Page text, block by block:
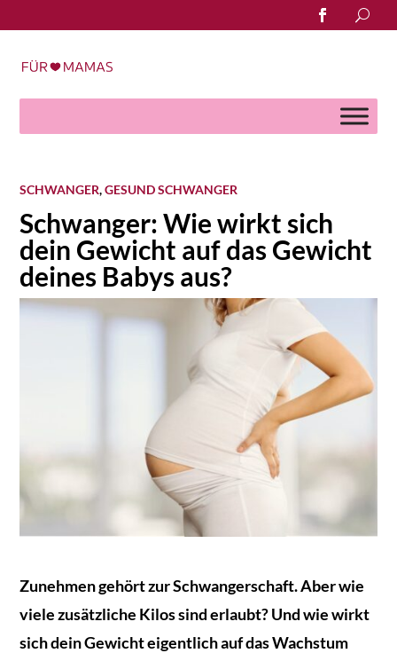
Search
for:
SCHWANGER,GESUND SCHWANGER
Schwanger: Wie wirkt sich
dein Gewicht auf das Gewicht
deines Babys aus?
Zunehmen gehört zur Schwangerschaft. Aber wie
viele zusätzliche Kilos sind erlaubt? Und wie wirkt
sich dein Gewicht eigentlich auf das Wachstum